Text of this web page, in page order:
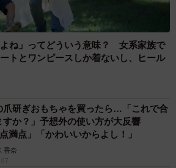
が取り付けられている場合は、引掛シーリン
で交換することができます（提供：パナソ
合、自分で交換できますか？
掛シーリング」などの配線器具が
ーリングライトやペンダントライト
ＬＥＤ照明器具に交換が可能です。
よね」ってどういう意味？ 女系家族で
トとワンピースしか着ないし、ヒール
爪研ぎおもちゃを買ったら…「これで合
すか？」予想外の使い方が大反響
点満点」「かわいいからよし！」
香奈